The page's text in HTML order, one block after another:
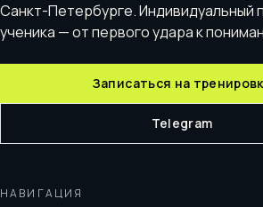
Санкт-Петербурге. Индивидуальный
ученика — от первого удара к
Записаться на
Telegram
НАВИГАЦИЯ